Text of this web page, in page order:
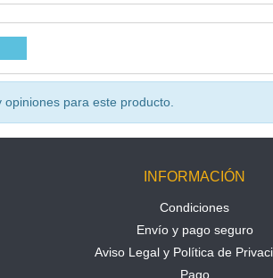
opiniones para este producto.
INFORMACIÓN
Condiciones
Envío y pago seguro
Aviso Legal y Política de
Pago